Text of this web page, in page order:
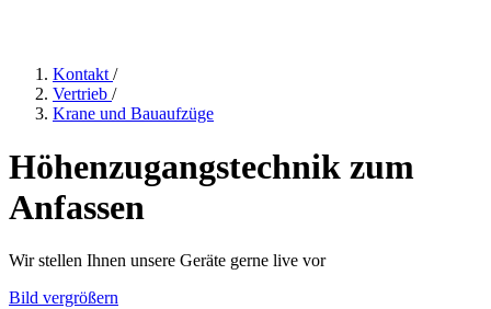
Kontakt /
Vertrieb /
Krane und Bauaufzüge
Höhenzugangstechnik zum
Anfassen
Wir stellen Ihnen unsere Geräte gerne live vor
Bild vergrößern